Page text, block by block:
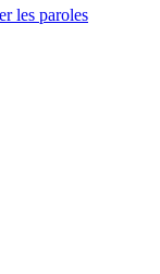
les paroles